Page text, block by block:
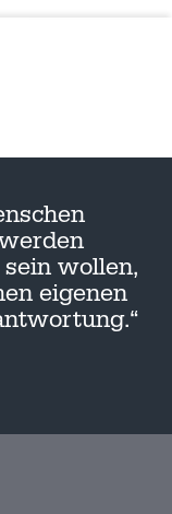
wollen,
eigenen